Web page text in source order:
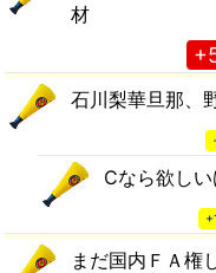
材
石川梨華旦那、
Cなら欲し
まだ国内ＦＡ権